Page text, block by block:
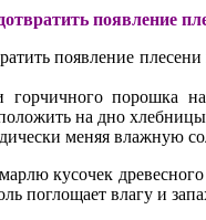
появление
появление
порошка
на дно
меняя влажную
кусочек
поглощает влагу и